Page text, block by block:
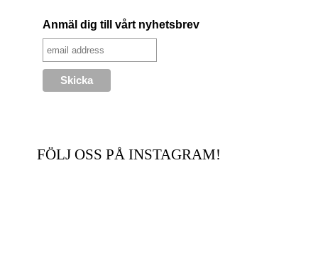
Anmäl dig till vårt nyhetsbrev
FÖLJ OSS PÅ INSTAGRAM!